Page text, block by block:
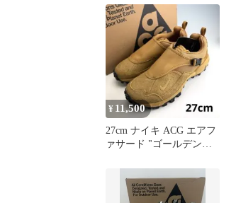
¥ 11,500
27cm ナイキ ACG エアフ
ァサード "ゴールデンハ